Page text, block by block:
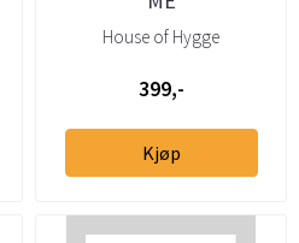
House of Hygge
399,-
Kjøp